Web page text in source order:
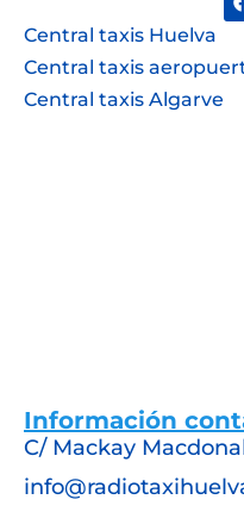
Central taxis Huelva
Central taxis
Central taxis Algarve
Información
C/ Mackay